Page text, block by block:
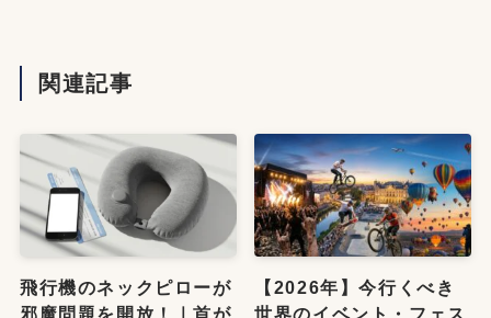
関連記事
飛行機のネックピローが
邪魔問題を開放！｜首が
【2026年】今行くべき
世界のイベント・フェス